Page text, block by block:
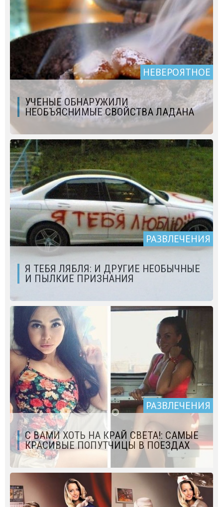
НЕВЕРОЯТНОЕ
УЧЕНЫЕ ОБНАРУЖИЛИ
НЕОБЪЯСНИМЫЕ СВОЙСТВА ЛАДАНА
РАЗВЛЕЧЕНИЯ
Я ТЕБЯ ЛЯБЛЯ: И ДРУГИЕ НЕОБЫЧНЫЕ
И ПЫЛКИЕ ПРИЗНАНИЯ
РАЗВЛЕЧЕНИЯ
С ВАМИ ХОТЬ НА КРАЙ СВЕТА!: САМЫЕ
КРАСИВЫЕ ПОПУТЧИЦЫ В ПОЕЗДАХ